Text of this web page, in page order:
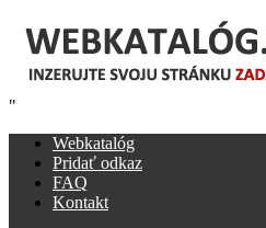
"
Webkatalóg
Pridať odkaz
FAQ
Kontakt